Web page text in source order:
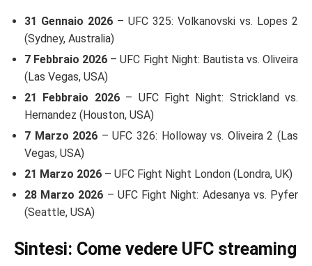
31 Gennaio 2026 – UFC 325: Volkanovski vs. Lopes 2
(Sydney, Australia)
7 Febbraio 2026 – UFC Fight Night: Bautista vs. Oliveira
(Las Vegas, USA)
21 Febbraio 2026– UFC Fight Night: Strickland vs.
Hernandez (Houston, USA)
7 Marzo 2026 – UFC 326: Holloway vs. Oliveira 2 (Las
Vegas, USA)
21 Marzo 2026 – UFC Fight Night London (Londra, UK)
28 Marzo 2026 – UFC Fight Night: Adesanya vs. Pyfer
(Seattle, USA)
Sintesi: Come vedere UFC streaming